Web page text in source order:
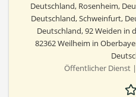
Deutschland, Rosenheim,
Deutschland, Schweinfurt,
Deutschland, 92 Weiden in
82362 Weilheim in
Öffentlicher Dienst